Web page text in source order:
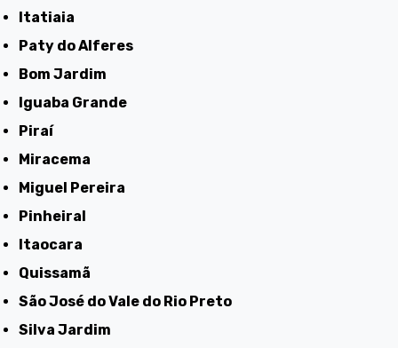
Itatiaia
Paty do Alferes
Bom Jardim
Iguaba Grande
Piraí
Miracema
Miguel Pereira
Pinheiral
Itaocara
Quissamã
São José do Vale do Rio Preto
Silva Jardim